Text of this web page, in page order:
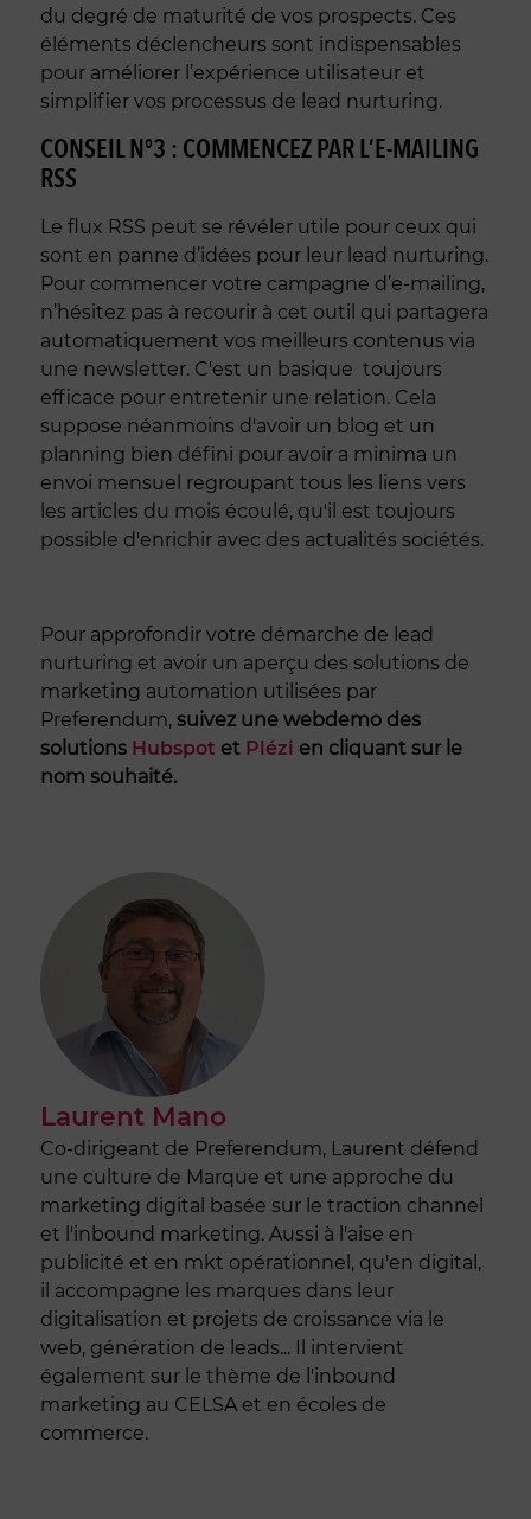
du degré de maturité de vos prospects. Ces
éléments déclencheurs sont indispensables
pour améliorer l’expérience utilisateur et
simplifier vos processus de lead nurturing.
CONSEIL N°3 : COMMENCEZ PAR L’E-MAILING
RSS
Le flux RSS peut se révéler utile pour ceux qui
sont en panne d’idées pour leur lead nurturing.
Pour commencer votre campagne d’e-mailing,
n’hésitez pas à recourir à cet outil qui partagera
automatiquement vos meilleurs contenus via
une newsletter. C'est un basique toujours
efficace pour entretenir une relation. Cela
suppose néanmoins d'avoir un blog et un
planning bien défini pour avoir a minima un
envoi mensuel regroupant tous les liens vers
les articles du mois écoulé, qu'il est toujours
possible d'enrichir avec des actualités sociétés.
Pour approfondir votre démarche de lead
nurturing et avoir un aperçu des solutions de
marketing automation utilisées par
Preferendum, suivez une webdemo des
solutionsHubspot et Plézi en cliquant sur le
nom souhaité.
Laurent Mano
Co-dirigeant de Preferendum, Laurent défend
une culture de Marque et une approche du
marketing digital basée sur le traction channel
et l'inbound marketing. Aussi à l'aise en
publicité et en mkt opérationnel, qu'en digital,
il accompagne les marques dans leur
digitalisation et projets de croissance via le
web, génération de leads... Il intervient
également sur le thème de l'inbound
marketing au CELSA et en écoles de
commerce.